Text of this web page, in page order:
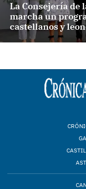
La Consejería de
marcha un
castellanos y